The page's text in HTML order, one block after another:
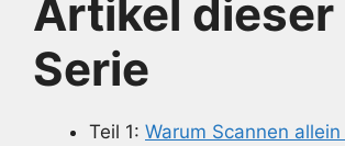
Artikel dieser
Serie
Teil 1: Warum Scannen